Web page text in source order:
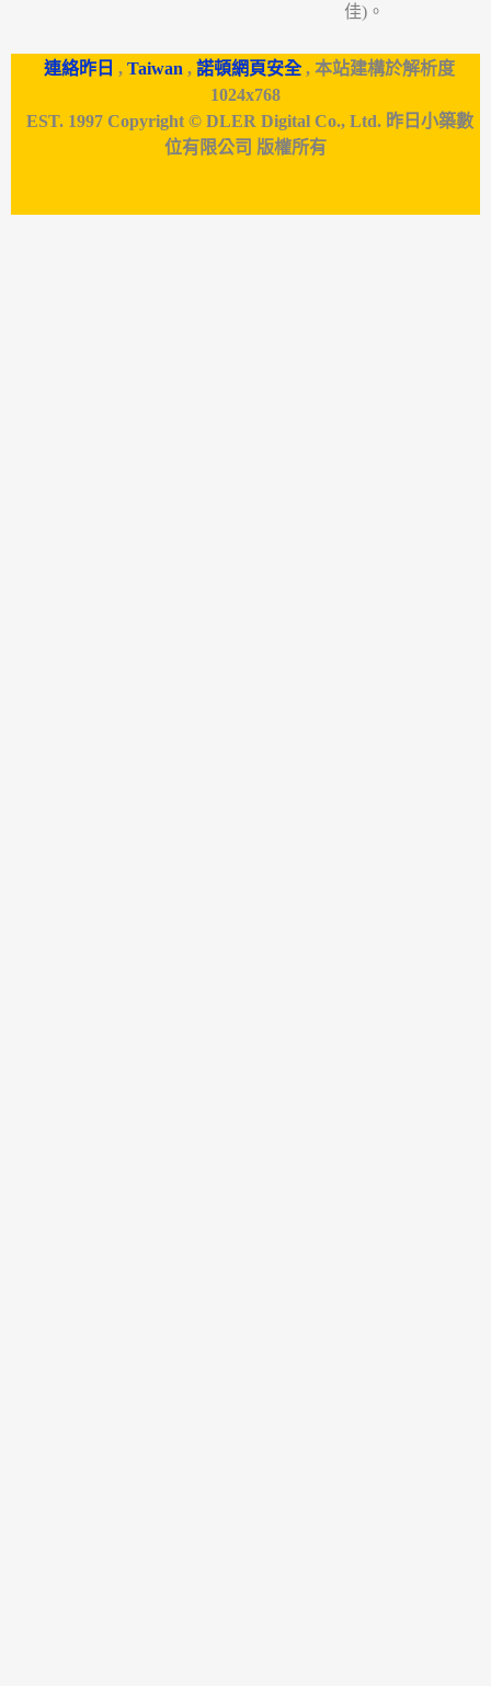
佳)。
連絡昨日 , Taiwan , 諾頓網頁安全, 本站建構於解析度
1024x768
EST. 1997 Copyright © DLER Digital Co., Ltd. 昨日小築數
位有限公司 版權所有